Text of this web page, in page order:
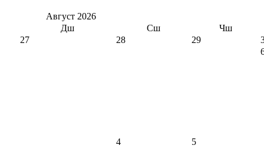
Август 2026
Дш
Сш
Чш
27
28 29
4
5